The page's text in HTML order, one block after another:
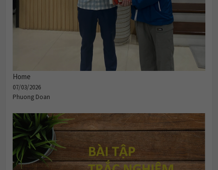
Home
07/03/2026
Phuong Doan